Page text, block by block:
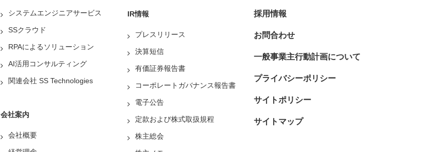
システムエンジニアサービス
SSクラウド
RPAによるソリューション
AI活用コンサルティング
関連会社 SS Technologies
会社案内
会社概要
IR情報
プレスリリース
決算短信
有価証券報告書
コーポレートガバナンス報告書
電子公告
定款および株式取扱規程
株主総会
採用情報
お問合わせ
一般事業主行動計画について
プライバシーポリシー
サイトポリシー
サイトマップ